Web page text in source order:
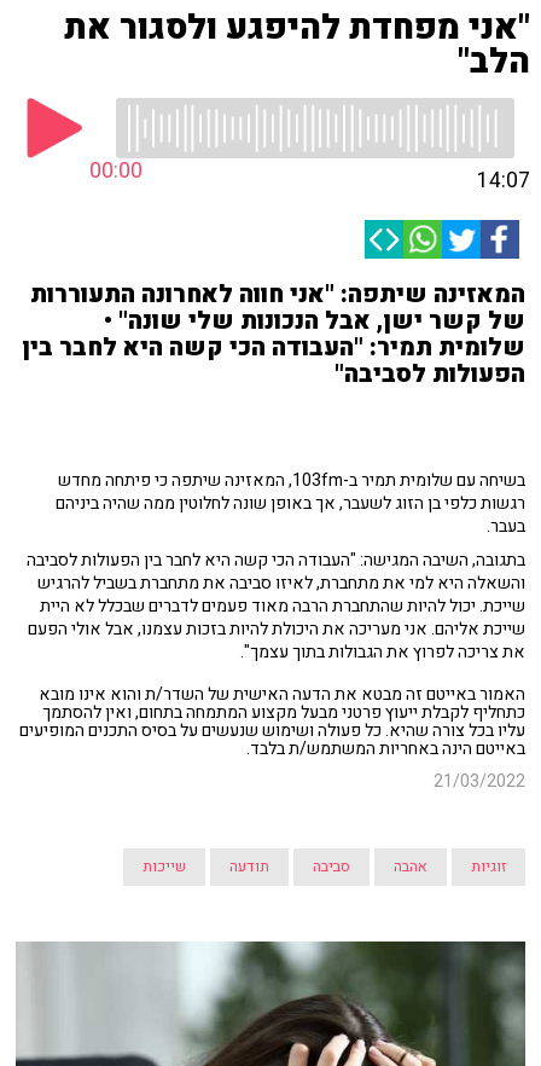
"אני מפחדת להיפגע ולסגור את
הלב"
00:00 14:07
המאזינה שיתפה: "אני חווה לאחרונה התעוררות
של קשר ישן, אבל הנכונות שלי שונה" •
שלומית תמיר: "העבודה הכי קשה היא לחבר בין
הפעולות לסביבה"
בשיחה עם שלומית תמיר ב-103fm, המאזינה שיתפה כי פיתחה מחדש
רגשות כלפי בן הזוג לשעבר, אך באופן שונה לחלוטין ממה שהיה ביניהם
בעבר.
בתגובה, השיבה המגישה: "העבודה הכי קשה היא לחבר בין הפעולות לסביבה
והשאלה היא למי את מתחברת, לאיזו סביבה את מתחברת בשביל להרגיש
שייכת. יכול להיות שהתחברת הרבה מאוד פעמים לדברים שבכלל לא היית
שייכת אליהם. אני מעריכה את היכולת להיות בזכות עצמנו, אבל אולי הפעם
את צריכה לפרוץ את הגבולות בתוך עצמך".
האמור באייטם זה מבטא את הדעה האישית של השדר/ת והוא אינו מובא
כתחליף לקבלת ייעוץ פרטני מבעל מקצוע המתמחה בתחום, ואין להסתמך
עליו בכל צורה שהיא. כל פעולה ושימוש שנעשים על בסיס התכנים המופיעים
באייטם הינה באחריות המשתמש/ת בלבד.
21/03/2022
זוגיות אהבה סביבה תודעה שייכות